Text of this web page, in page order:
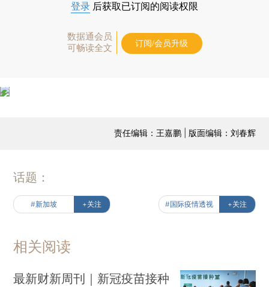
登录 后获取已订阅的阅读权限
数据通会员
可畅读全文
订阅/会员升级
责任编辑：王嘉鹏 | 版面编辑：刘春辉
话题：
#新加坡 +关注 #国际疫情透视 +关注
相关阅读
最新财新周刊｜新冠疫苗接种